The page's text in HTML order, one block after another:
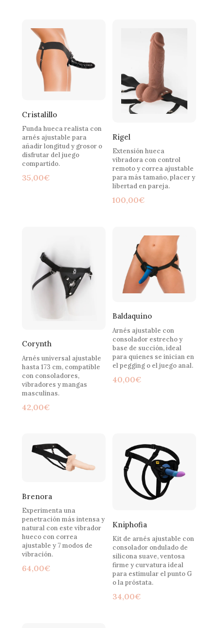
Cristalillo
Funda hueca realista con
arnés ajustable para
añadir longitud y grosor o
disfrutar del juego
compartido.
35,00€
Rigel
Extensión hueca
vibradora con control
remoto y correa ajustable
para más tamaño, placer y
libertad en pareja.
100,00€
Corynth
Arnés universal ajustable
hasta 173 cm, compatible
con consoladores,
vibradores y mangas
masculinas.
42,00€
Baldaquino
Arnés ajustable con
consolador estrecho y
base de succión, ideal
para quienes se inician en
el pegging o el juego anal.
40,00€
Brenora
Experimenta una
penetración más intensa y
natural con este vibrador
hueco con correa
ajustable y 7 modos de
vibración.
64,00€
Kniphofia
Kit de arnés ajustable con
consolador ondulado de
silicona suave, ventosa
firme y curvatura ideal
para estimular el punto G
o la próstata.
34,00€